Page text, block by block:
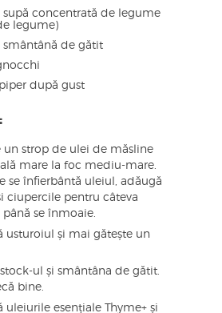
concentrată de legume
legume)
smântână de gătit
după gust
un strop de ulei de măsline
mare la foc mediu-mare.
se înfierbântă uleiul, adăugă
ciupercile pentru câteva
se înmoaie.
usturoiul și mai gătește un
stock-ul și smântâna de gătit.
bine.
uleiurile esențiale Thyme+ și